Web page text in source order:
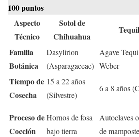
100 puntos
Aspecto
Técnico
Sotol de
Chihuahua
Familia
Botánica
Dasylirion
(Asparagaceae)
Agave
Weber
Tiempo de
Cosecha
15 a 22 años
(Silvestre)
6 a 8 años
Proceso de
Cocción
Hornos de fosa
bajo tierra
Autoclaves
de